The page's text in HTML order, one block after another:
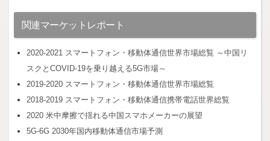
関連マーケットレポート
2020-2021 スマートフォン・移動体通信世界市場総覧 ～中国リ
スクとCOVID-19を乗り越える5G市場～
2019-2020 スマートフォン・移動体通信世界市場総覧
2018-2019 スマートフォン・移動体通信携帯電話世界総覧
2020 米中摩擦で揺れる中国スマホメーカーの展望
5G-6G 2030年国内移動体通信市場予測